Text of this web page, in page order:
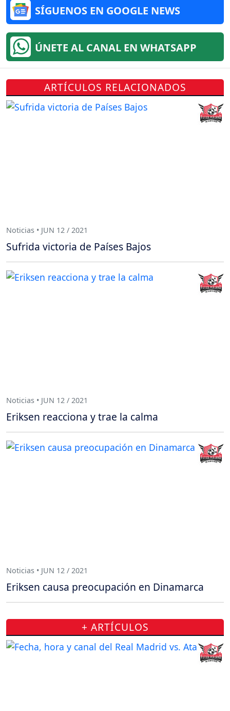
SÍGUENOS EN GOOGLE NEWS
ÚNETE AL CANAL EN WHATSAPP
ARTÍCULOS RELACIONADOS
Noticias • JUN 12 / 2021
Sufrida victoria de Países Bajos
Noticias • JUN 12 / 2021
Eriksen reacciona y trae la calma
Noticias • JUN 12 / 2021
Eriksen causa preocupación en Dinamarca
+ ARTÍCULOS